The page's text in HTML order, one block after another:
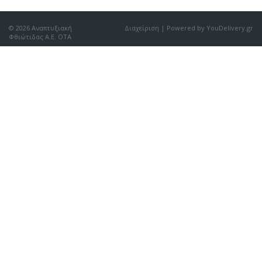
© 2026 Αναπτυξιακή
Φθιώτιδας Α.Ε. ΟΤΑ
Διαχείριση | Powered by YouDelivery.gr